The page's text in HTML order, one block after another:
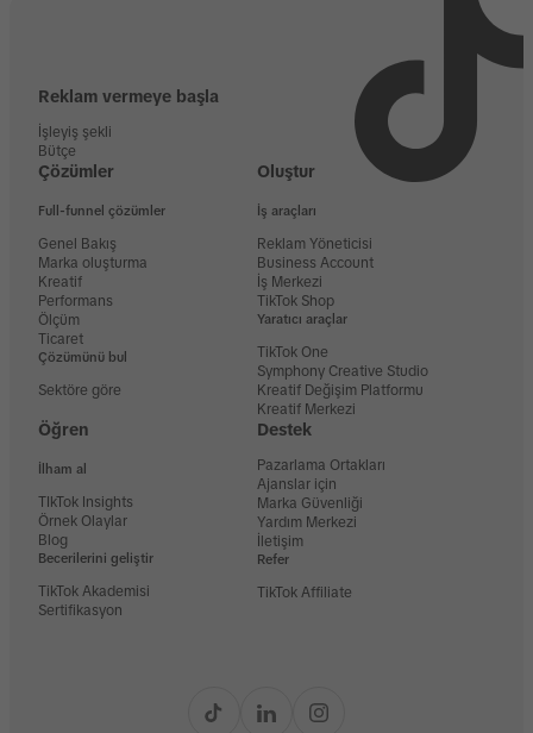
Reklam vermeye başla
İşleyiş şekli
Bütçe
Çözümler
Full-funnel çözümler
Genel Bakış
Marka oluşturma
Kreatif
Performans
Ölçüm
Ticaret
Çözümünü bul
Sektöre göre
Oluştur
İş araçları
Reklam Yöneticisi
Business Account
İş Merkezi
TikTok Shop
Yaratıcı araçlar
TikTok One
Symphony Creative Studio
Kreatif Değişim Platformu
Kreatif Merkezi
Öğren
İlham al
TIkTok Insights
Örnek Olaylar
Blog
Becerilerini geliştir
TikTok Akademisi
Sertifikasyon
Destek
Pazarlama Ortakları
Ajanslar için
Marka Güvenliği
Yardım Merkezi
İletişim
Refer
TikTok Affiliate